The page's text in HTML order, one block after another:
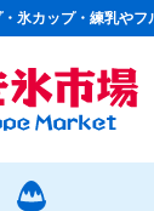
氷カップ・練乳や